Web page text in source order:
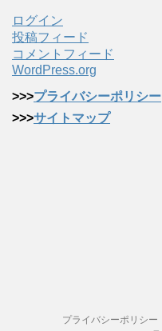
ログイン
投稿フィード
コメントフィード
WordPress.org
>>>プライバシーポリシー
>>>サイトマップ
プライバシーポリシー